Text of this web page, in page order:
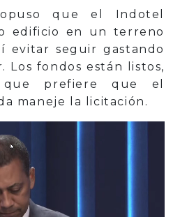
que el Indotel
edificio en un terreno
evitar seguir gastando
Los fondos están listos,
prefiere que el
maneje la licitación.